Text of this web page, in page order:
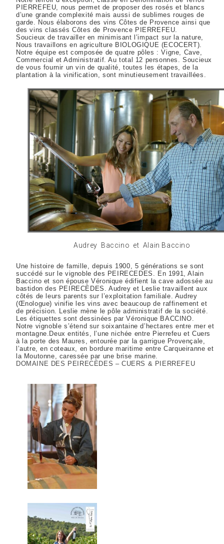
PIERREFEU, nous permet de proposer des rosés et blancs
d’une grande complexité mais aussi de sublimes rouges de
garde. Nous élaborons des vins Côtes de Provence ainsi que
des vins classés Côtes de Provence PIERREFEU.
Soucieux de travailler en minimisant l’impact sur la nature,
Nous travaillons en agriculture BIOLOGIQUE (ECOCERT).
Notre équipe est composée de quatre pôles : Vigne, Cave,
Commercial et Administratif. Au total 12 personnes. Soucieux
de vous fournir un vin de qualité, toutes les étapes, de la
plantation à la vinification, sont minutieusement travaillées.
Audrey Baccino et Alain Baccino
Une histoire de famille, depuis 1900, 5 générations se sont
succédé sur le vignoble des PEIRECEDES. En 1991, Alain
Baccino et son épouse Véronique édifient la cave adossée au
bastidon des PEIRECÈDES. Audrey et Leslie travaillent aux
côtés de leurs parents sur l’exploitation familiale. Audrey
(Œnologue) vinifie les vins avec beaucoup de raffinement et
de précision. Leslie mène le pôle administratif de la société.
Les étiquettes sont dessinées par Véronique BACCINO.
Notre vignoble s’étend sur soixantaine d’hectares entre mer et
montagne.Deux entités, l’une nichée entre Pierrefeu et Cuers
à la porte des Maures, entourée par la garrigue Provençale,
l’autre, en coteaux, en bordure maritime entre Carqueiranne et
la Moutonne, caressée par une brise marine.
DOMAINE DES PEIRECÈDES – CUERS & PIERREFEU